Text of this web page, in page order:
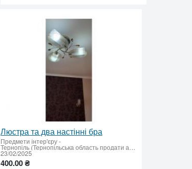
Люстра та два настінні бра
Предмети інтер'єру-
Тернопіль (Тернопільська область продати або придбати)
23/02/2025
400.00 ₴